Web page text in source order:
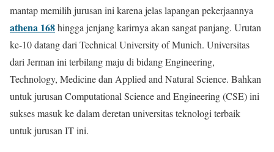
mantap memilih jurusan ini karena jelas lapangan pekerjaannya
athena 168hingga jenjang karirnya akan sangat panjang. Urutan
ke-10 datang dari Technical University of Munich. Universitas
dari Jerman ini terbilang maju di bidang Engineering,
Technology, Medicine dan Applied and Natural Science. Bahkan
untuk jurusan Computational Science and Engineering (CSE) ini
sukses masuk ke dalam deretan universitas teknologi terbaik
untuk jurusan IT ini.